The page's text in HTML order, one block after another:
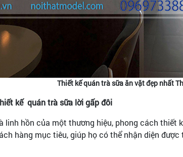
Thiết kế quán trà sữa ăn vặt đẹp nhất
kế quán trà sữa lời gấp đôi
linh hồn của một thương hiệu, phong cách
hàng mục tiêu, giúp họ có thể nhận diện